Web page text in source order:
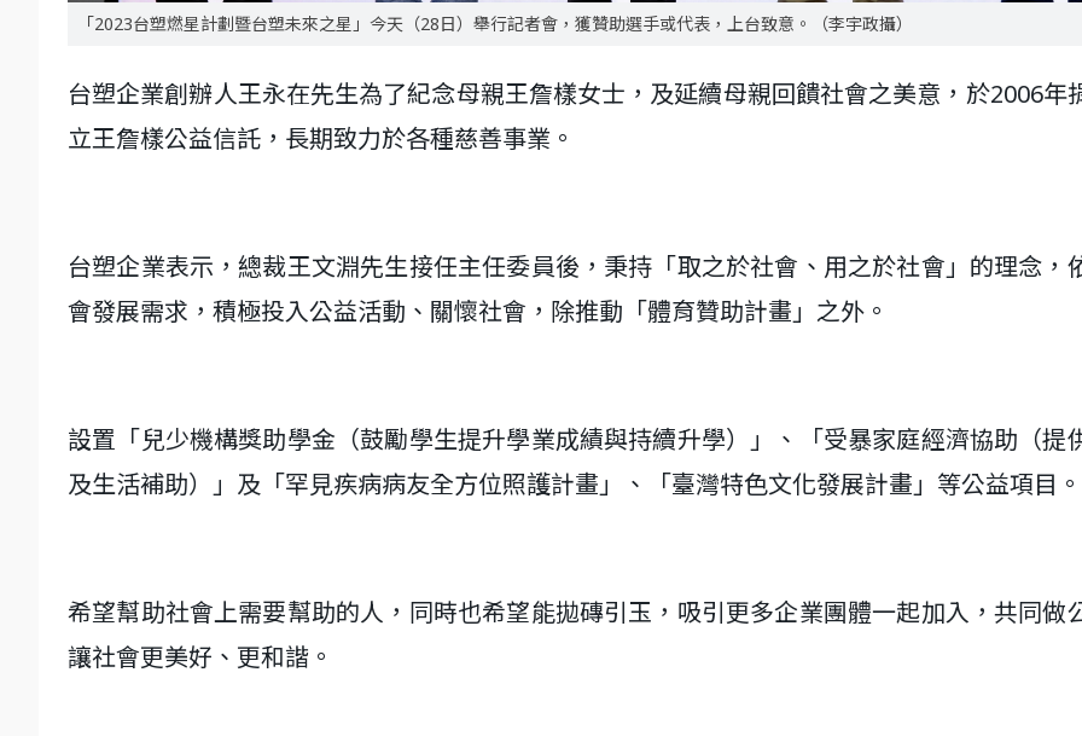
「2023台塑燃星計劃暨台塑未來之星」今天（28日）舉行記者會，獲贊助選手或代表，上台致意。（李宇政攝）
台塑企業創辦人王永在先生為了紀念母親王詹樣女士，及延續母親回饋社會之美意，於2006年
立王詹樣公益信託，長期致力於各種慈善事業。
台塑企業表示，總裁王文淵先生接任主任委員後，秉持「取之於社會、用之於社會」的理念，
會發展需求，積極投入公益活動、關懷社會，除推動「體育贊助計畫」之外。
設置「兒少機構獎助學金（鼓勵學生提升學業成績與持續升學）」、「受暴家庭經濟協助（提
及生活補助）」及「罕見疾病病友全方位照護計畫」、「臺灣特色文化發展計畫」等公益項目。
希望幫助社會上需要幫助的人，同時也希望能拋磚引玉，吸引更多企業團體一起加入，共同做
讓社會更美好、更和諧。